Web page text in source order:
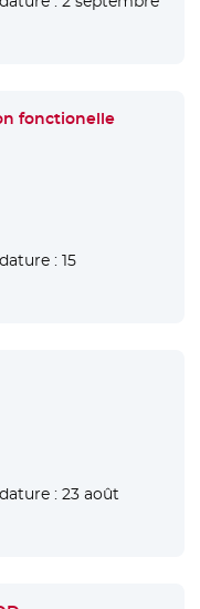
fonctionelle
: 15
: 23 août